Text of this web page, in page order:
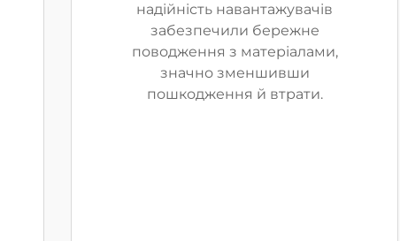
надійність навантажувачів
забезпечили бережне
поводження з матеріалами,
значно зменшивши
пошкодження й втрати.